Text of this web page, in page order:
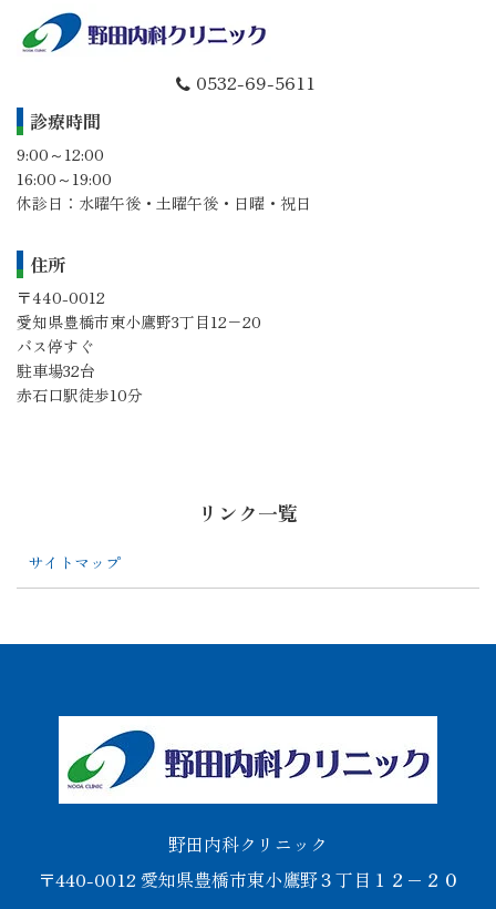
0532-69-5611
診療時間
9:00～12:00
16:00～19:00
休診日：水曜午後・土曜午後・日曜・祝日
住所
〒440-0012
愛知県豊橋市東小鷹野3丁目12−20
バス停すぐ
駐車場32台
赤石口駅徒歩10分
リンク一覧
サイトマップ
野田内科クリニック
〒440-0012 愛知県豊橋市東小鷹野３丁目１２−２０